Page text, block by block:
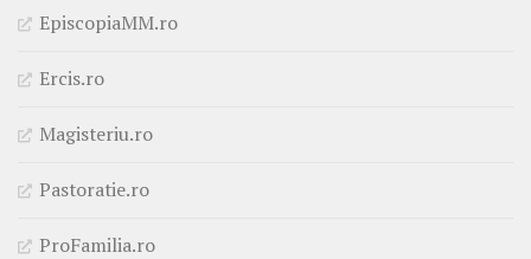
EpiscopiaMM.ro
Ercis.ro
Magisteriu.ro
Pastoratie.ro
ProFamilia.ro